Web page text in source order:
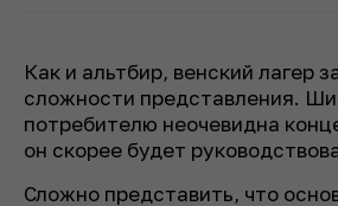
Как и альтбир, венский лагер
сложности представления.
потребителю неочевидна
он скорее будет
Сложно представить, что